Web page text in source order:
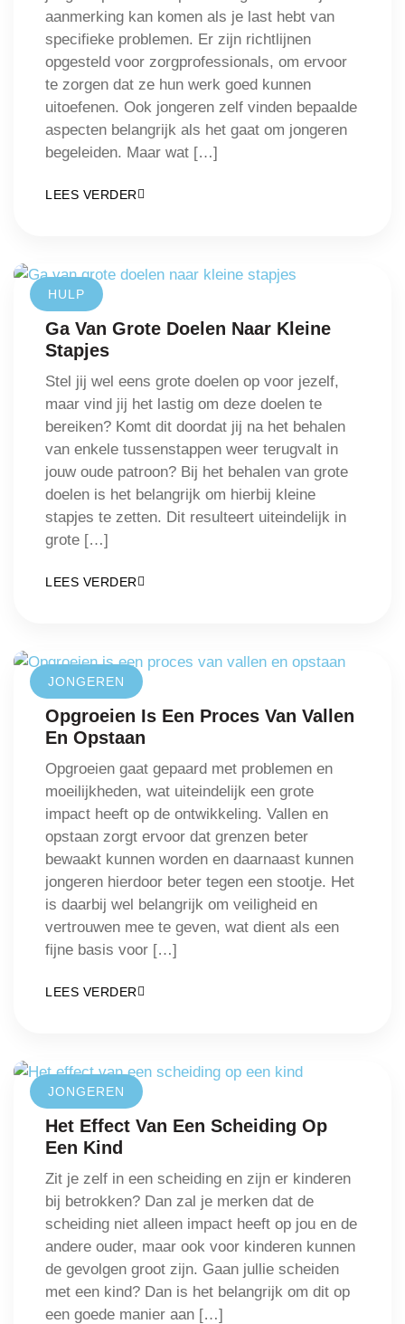
aanmerking kan komen als je last hebt van
specifieke problemen. Er zijn richtlijnen
opgesteld voor zorgprofessionals, om ervoor
te zorgen dat ze hun werk goed kunnen
uitoefenen. Ook jongeren zelf vinden bepaalde
aspecten belangrijk als het gaat om jongeren
begeleiden. Maar wat […]
LEES VERDER
HULP
Ga Van Grote Doelen Naar Kleine
Stapjes
Stel jij wel eens grote doelen op voor jezelf,
maar vind jij het lastig om deze doelen te
bereiken? Komt dit doordat jij na het behalen
van enkele tussenstappen weer terugvalt in
jouw oude patroon? Bij het behalen van grote
doelen is het belangrijk om hierbij kleine
stapjes te zetten. Dit resulteert uiteindelijk in
grote […]
LEES VERDER
JONGEREN
Opgroeien Is Een Proces Van Vallen
En Opstaan
Opgroeien gaat gepaard met problemen en
moeilijkheden, wat uiteindelijk een grote
impact heeft op de ontwikkeling. Vallen en
opstaan zorgt ervoor dat grenzen beter
bewaakt kunnen worden en daarnaast kunnen
jongeren hierdoor beter tegen een stootje. Het
is daarbij wel belangrijk om veiligheid en
vertrouwen mee te geven, wat dient als een
fijne basis voor […]
LEES VERDER
JONGEREN
Het Effect Van Een Scheiding Op
Een Kind
Zit je zelf in een scheiding en zijn er kinderen
bij betrokken? Dan zal je merken dat de
scheiding niet alleen impact heeft op jou en de
andere ouder, maar ook voor kinderen kunnen
de gevolgen groot zijn. Gaan jullie scheiden
met een kind? Dan is het belangrijk om dit op
een goede manier aan […]